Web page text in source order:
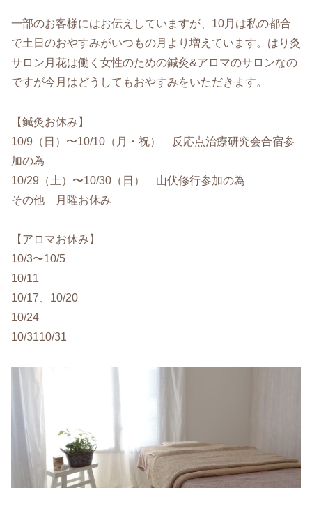
一部のお客様にはお伝えしていますが、10月は私の都合
で土日のおやすみがいつもの月より増えています。はり灸
サロン月花は働く女性のための鍼灸&アロマのサロンなの
ですが今月はどうしてもおやすみをいただきます。
【鍼灸お休み】
10/9（日）〜10/10（月・祝） 反応点治療研究会合宿参
加の為
10/29（土）〜10/30（日） 山伏修行参加の為
その他 月曜お休み
【アロマお休み】
10/3〜10/5
10/11
10/17、10/20
10/24
10/3110/31